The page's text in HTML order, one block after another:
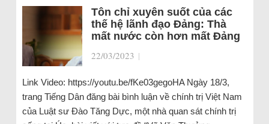
Tôn chỉ xuyên suốt của các
thế hệ lãnh đạo Đảng: Thà
mất nước còn hơn mất Đảng
22/03/2023 |
Link Video: https://youtu.be/fKe03gegoHA Ngày 18/3,
trang Tiếng Dân đăng bài bình luận về chính trị Việt Nam
của Luật sư Đào Tăng Dực, một nhà quan sát chính trị